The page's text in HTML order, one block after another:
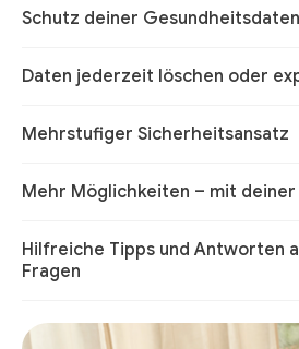
Schutz deiner Gesundheitsdaten
Daten jederzeit löschen oder
Mehrstufiger Sicherheitsansatz
Mehr Möglichkeiten – mit deiner
Hilfreiche Tipps und Antworten
Fragen